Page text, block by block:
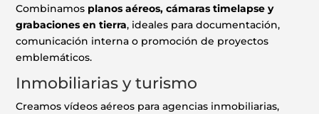
Combinamos planos aéreos, cámaras timelapse y
grabaciones en tierra, ideales para documentación,
comunicación interna o promoción de proyectos
emblemáticos.
Inmobiliarias y turismo
Creamos vídeos aéreos para agencias inmobiliarias,